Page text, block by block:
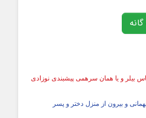
بیلر و یا همان سرهمی پیشبندی نوزادی
و بیرون از منزل دختر و پسر